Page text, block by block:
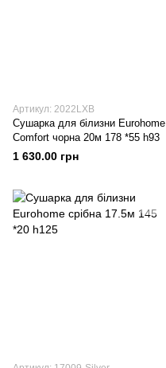
Артикул: 2022LXB
Сушарка для білизни Eurohome
Comfort чорна 20м 178 *55 h93
1 630.00 грн